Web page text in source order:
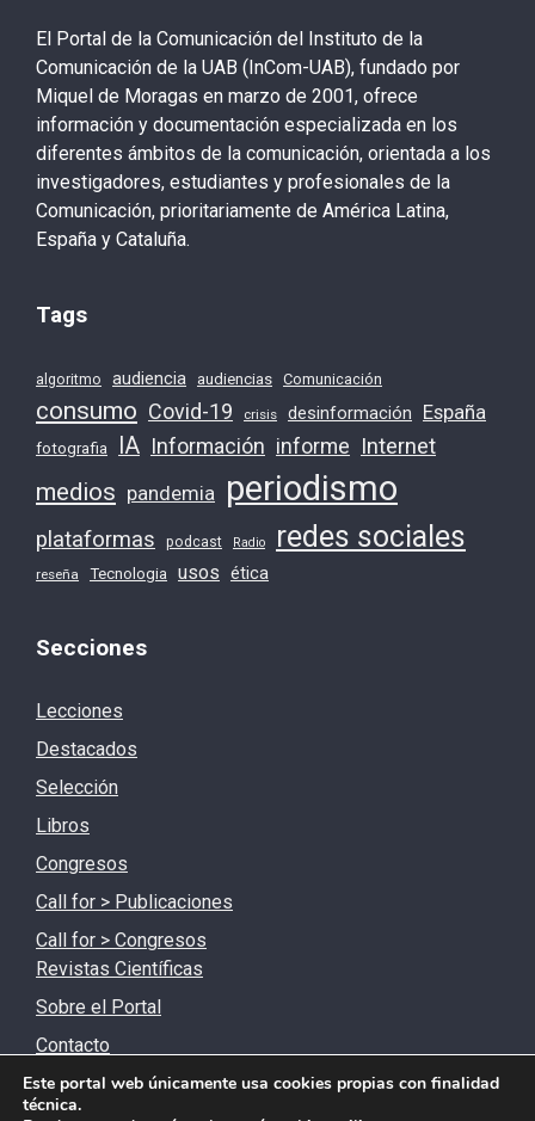
El Portal de la Comunicación del Instituto de la
Comunicación de la UAB (InCom-UAB), fundado por
Miquel de Moragas en marzo de 2001, ofrece
información y documentación especializada en los
diferentes ámbitos de la comunicación, orientada a los
investigadores, estudiantes y profesionales de la
Comunicación, prioritariamente de América Latina,
España y Cataluña.
Tags
algoritmo audiencia audiencias Comunicación
consumo Covid-19 crisis desinformación España
fotografia IA Información informe Internet
medios pandemia periodismo
plataformas podcast Radio redes sociales
reseña Tecnologia usos ética
Secciones
Lecciones
Destacados
Selección
Libros
Congresos
Call for > Publicaciones
Call for > Congresos
Revistas Científicas
Sobre el Portal
Contacto
Este portal web únicamente usa cookies propias con finalidad
técnica.